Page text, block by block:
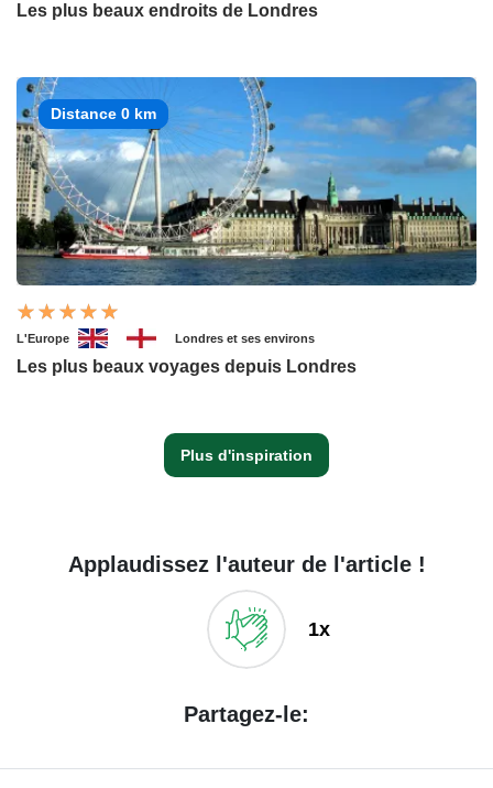
Les plus beaux endroits de Londres
Distance 0 km
L'Europe Londres et ses environs
Les plus beaux voyages depuis Londres
Plus d'inspiration
Applaudissez l'auteur de l'article !
1x
Partagez-le: